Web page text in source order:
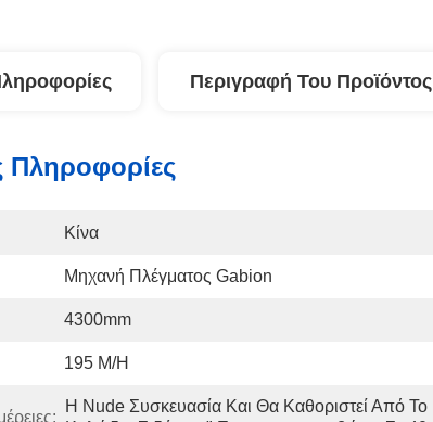
Περιγραφή Του Προϊόντος
Πληροφορίες
Κίνα
Μηχανή Πλέγματος Gabion
4300mm
195 M/h
Η Nude Συσκευασία Και Θα Καθοριστεί Από Το